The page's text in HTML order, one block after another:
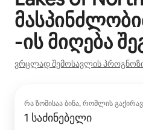
‑ის მიღება
ვრცლად შემოსავლის
რა ზომისაა ბინა, რომლის
1 საძინებელი